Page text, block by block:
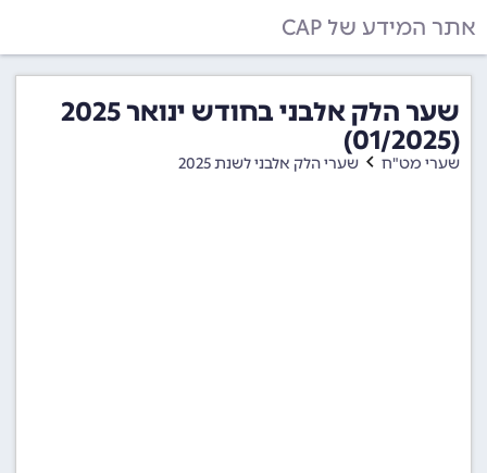
אתר המידע של CAP
שער הלק אלבני בחודש ינואר 2025
(01/2025)
שערי מט"ח שערי הלק אלבני לשנת 2025